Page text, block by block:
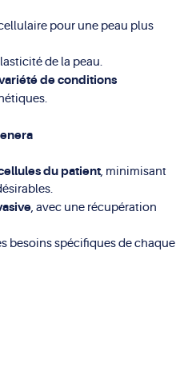
pour une peau plus
de la peau.
de conditions
du patient, minimisant
, avec une récupération
besoins spécifiques de chaque